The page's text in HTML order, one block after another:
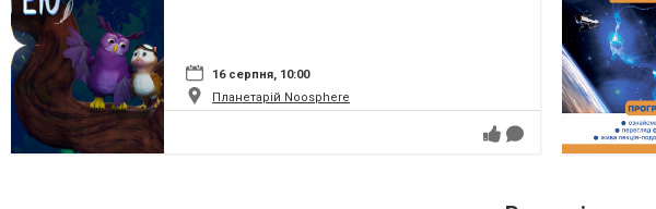
16 серпня, 10:00
Планетарій Noosphere